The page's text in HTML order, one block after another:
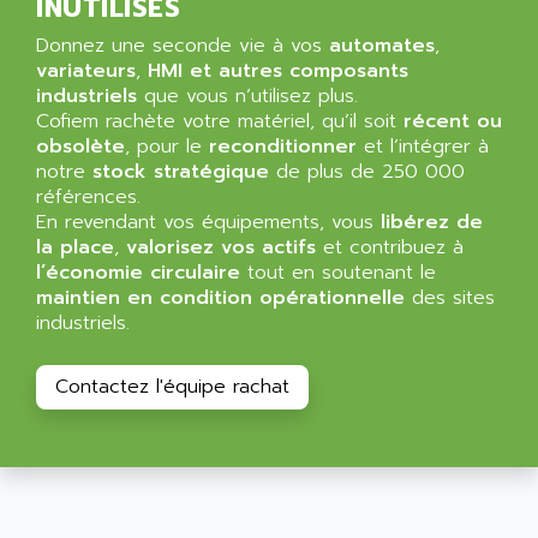
GRADIPAK
SIMATIC MP
MINI MAESTRO
NT3
CYBER 4000
RPX30
SINUMERIK 820/
LOGO
SIMATIC MULTIPANEL
CL200
DIGIVEX
PWE
SIMOVERT MASTERDRIVES
ALL TERMINALS
ALLEGRO MICROSYSTEMS
ALLEN
ALLEN BRADLEY
ALLEN CODIERGERATE GMBH
ALLEN CODING SYSTEMS
ALLEN SYSTEMS
ALLIANCE INSTRUMENTS
ALLIANCE MEMORY
ALLIED TELESYN
ALLIED VISION
Donnez une seconde vie à vos automates,
variateurs, HMI et autres composants
industriels que vous n’utilisez plus.
Cofiem rachète votre matériel, qu’il soit récent ou
obsolète, pour le reconditionner et l’intégrer à
notre stock stratégique de plus de 250 000
références.
En revendant vos équipements, vous libérez de
la place, valorisez vos actifs et contribuez à
l’économie circulaire tout en soutenant le
maintien en condition opérationnelle des sites
industriels.
Contactez l'équipe rachat